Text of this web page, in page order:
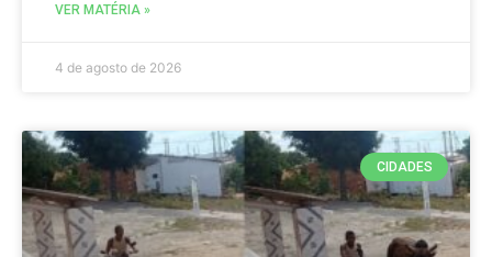
VER MATÉRIA »
4 de agosto de 2026
CIDADES